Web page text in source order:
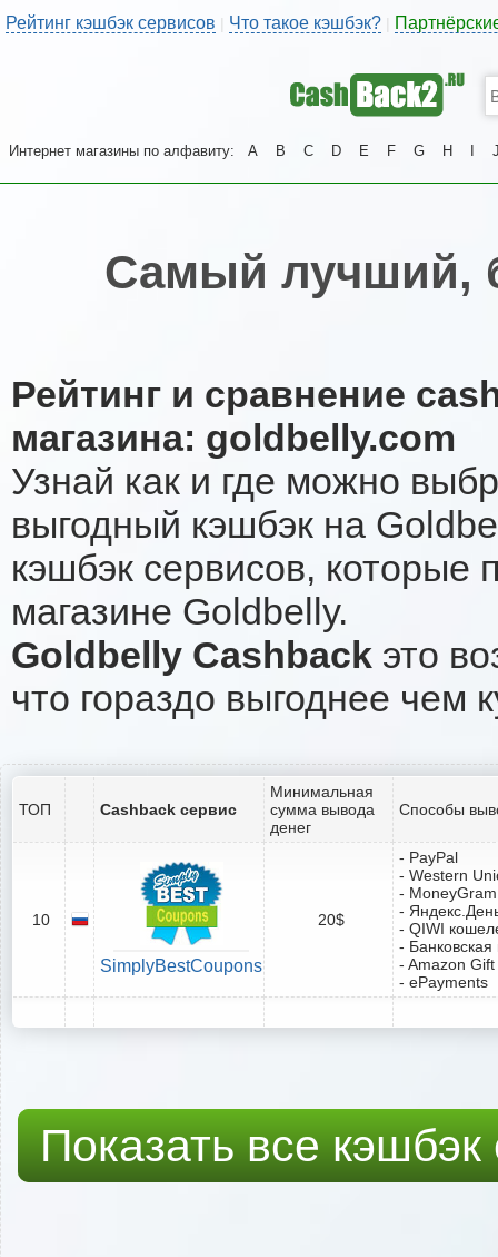
Рейтинг кэшбэк сервисов | Что такое кэшбэк?
Интернет магазины по алфавиту: A B C D E F G H
Самый лучший,
Рейтинг и сравнение
магазина: goldbelly.com
Узнай как и где можно
выгодный кэшбэк на
кэшбэк сервисов, которые
магазине Goldbelly.
Goldbelly Cashback это
что гораздо выгоднее чем
ТОП Cashback сервис
Минимальная
сумма вывода
денег
Способы
10
SimplyBestCoupons
20$
- PayPal
- Western
- MoneyGram
-
- QIWI
-
- Amazon
- ePayments
Показать все